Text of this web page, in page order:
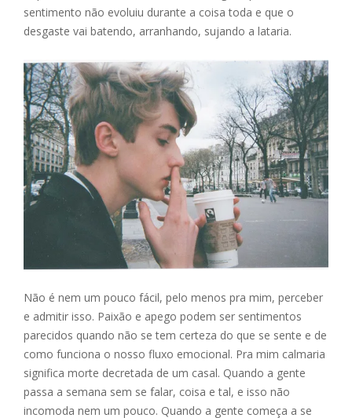
sentimento não evoluiu durante a coisa toda e que o
desgaste vai batendo, arranhando, sujando a lataria.
Não é nem um pouco fácil, pelo menos pra mim, perceber
e admitir isso. Paixão e apego podem ser sentimentos
parecidos quando não se tem certeza do que se sente e de
como funciona o nosso fluxo emocional. Pra mim calmaria
significa morte decretada de um casal. Quando a gente
passa a semana sem se falar, coisa e tal, e isso não
incomoda nem um pouco. Quando a gente começa a se